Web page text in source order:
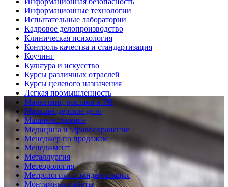
Информационные технологии
Испытательные лаборатории
Кадровое делопроизводство
Клиническая психология
Контроль качества и стандартизация
Коучинг
Культура и искусство
Курсы различных отраслей
Курсы целевого назначения
Легкая промышленность
Маркетинг, реклама и PR
Маркшейдерское дело
Машиностроение
Медицина и здравоохранение
Менеджер по продажам
Менеджмент
Металлургия
Метеорология
Метрология и стандартизация
Монтажные работы